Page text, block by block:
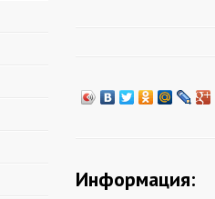
Информация: